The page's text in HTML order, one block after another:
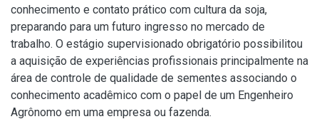
conhecimento e contato prático com cultura da soja,
preparando para um futuro ingresso no mercado de
trabalho. O estágio supervisionado obrigatório possibilitou
a aquisição de experiências profissionais principalmente na
área de controle de qualidade de sementes associando o
conhecimento acadêmico com o papel de um Engenheiro
Agrônomo em uma empresa ou fazenda.